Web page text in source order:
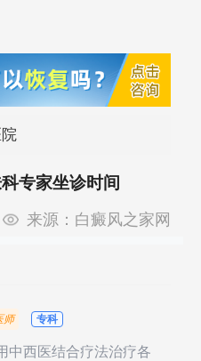
专家坐诊时间
来源： 白癜风之家网
师 专科
中西医结合疗法治疗各